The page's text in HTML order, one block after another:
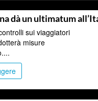
dà un ultimatum
sui viaggiatori
misure